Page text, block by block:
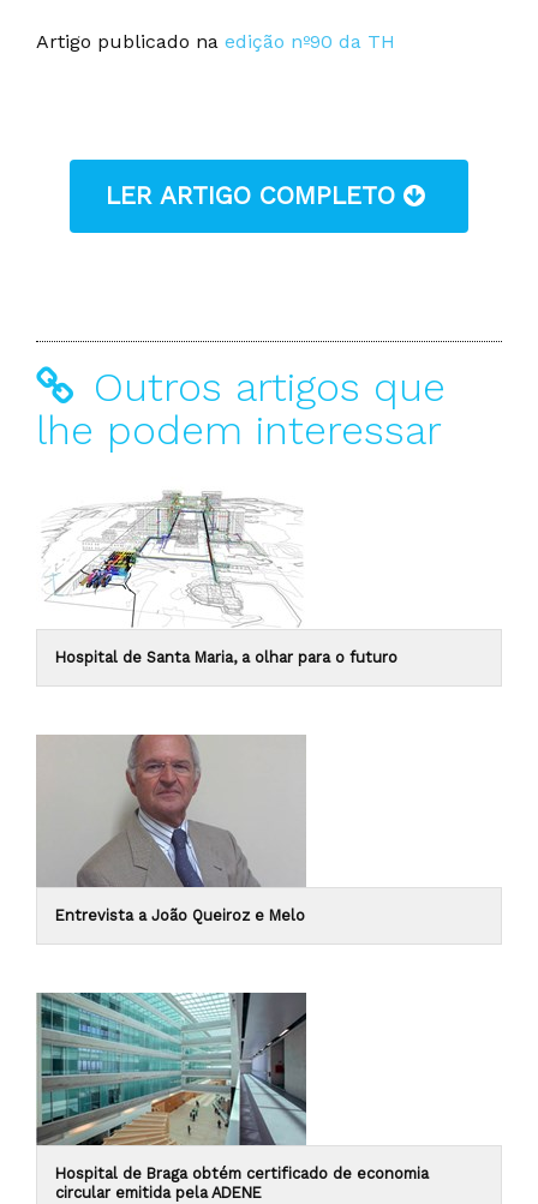
Artigo publicado na edição nº90 da TH
LER ARTIGO COMPLETO
Outros artigos que
lhe podem interessar
Hospital de Santa Maria, a olhar para o futuro
Entrevista a João Queiroz e Melo
Hospital de Braga obtém certificado de economia
circular emitida pela ADENE